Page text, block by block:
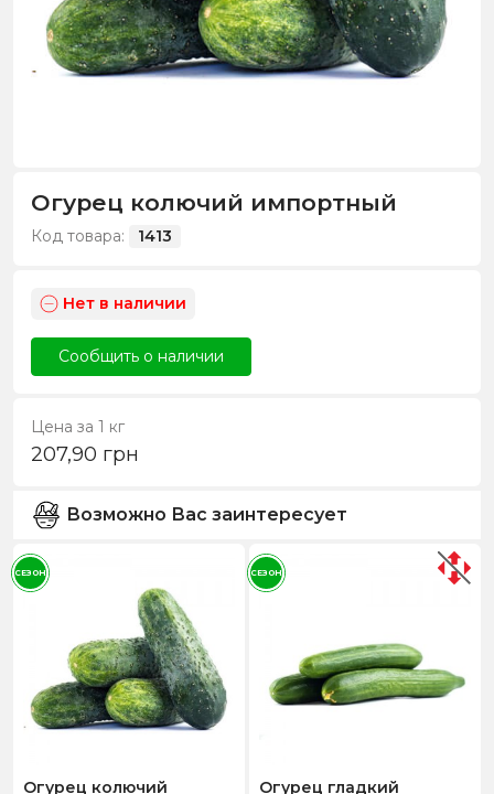
Огурец колючий импортный
Код товара: 1413
Нет в наличии
Сообщить о наличии
Цена за 1 кг
207,90 грн
Возможно Вас заинтересует
Огурец колючий
СЕЗОН
Огурец гладкий
СЕЗОН